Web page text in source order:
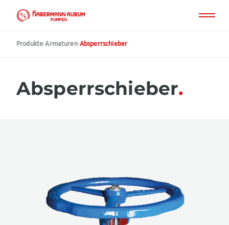
Produkte·Armaturen·Absperrschieber
Absperrschieber